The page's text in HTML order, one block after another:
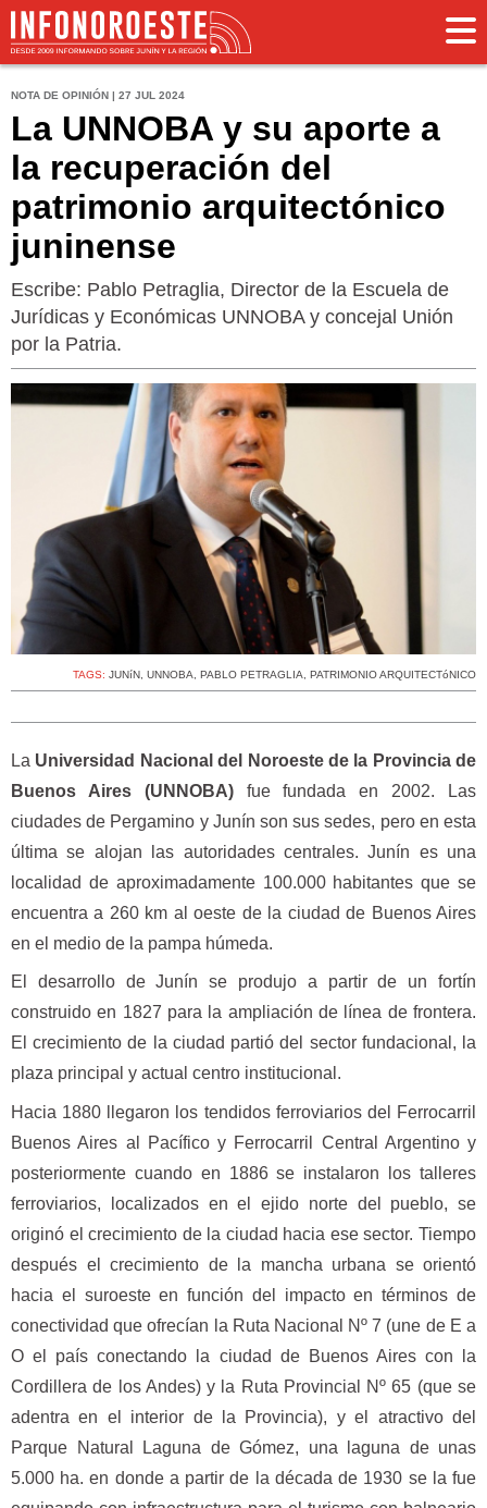
NOTA DE OPINIÓN | 27 JUL 2024
La UNNOBA y su aporte a
la recuperación del
patrimonio arquitectónico
juninense
Escribe: Pablo Petraglia, Director de la Escuela de
Jurídicas y Económicas UNNOBA y concejal Unión
por la Patria.
TAGS: JUNíN, UNNOBA, PABLO PETRAGLIA, PATRIMONIO ARQUITECTóNICO
La Universidad Nacional del Noroeste de la Provincia de
Buenos Aires (UNNOBA) fue fundada en 2002. Las
ciudades de Pergamino y Junín son sus sedes, pero en esta
última se alojan las autoridades centrales. Junín es una
localidad de aproximadamente 100.000 habitantes que se
encuentra a 260 km al oeste de la ciudad de Buenos Aires
en el medio de la pampa húmeda.
El desarrollo de Junín se produjo a partir de un fortín
construido en 1827 para la ampliación de línea de frontera.
El crecimiento de la ciudad partió del sector fundacional, la
plaza principal y actual centro institucional.
Hacia 1880 llegaron los tendidos ferroviarios del Ferrocarril
Buenos Aires al Pacífico y Ferrocarril Central Argentino y
posteriormente cuando en 1886 se instalaron los talleres
ferroviarios, localizados en el ejido norte del pueblo, se
originó el crecimiento de la ciudad hacia ese sector. Tiempo
después el crecimiento de la mancha urbana se orientó
hacia el suroeste en función del impacto en términos de
conectividad que ofrecían la Ruta Nacional Nº 7 (une de E a
O el país conectando la ciudad de Buenos Aires con la
Cordillera de los Andes) y la Ruta Provincial Nº 65 (que se
adentra en el interior de la Provincia), y el atractivo del
Parque Natural Laguna de Gómez, una laguna de unas
5.000 ha. en donde a partir de la década de 1930 se la fue